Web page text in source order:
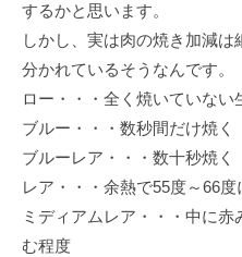
するかと思います。
しかし、実は肉の焼き加減
分かれているそうなんです。
ロー・・・全く焼いていない
ブルー・・・数秒間だけ焼く
ブルーレア・・・数十秒焼く
レア・・・余熱で55度～66度
ミディアムレア・・・中に
む程度